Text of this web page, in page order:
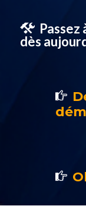
Passez
dès